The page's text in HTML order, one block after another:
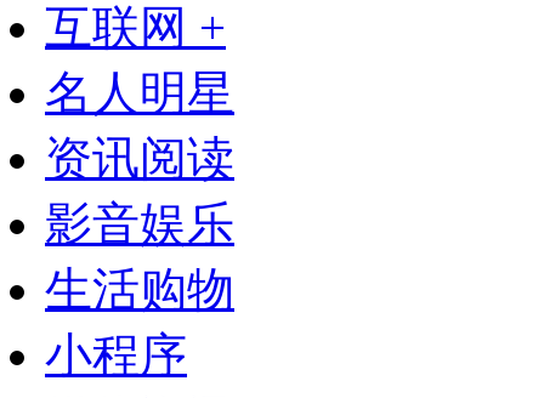
互联网 +
名人明星
资讯阅读
影音娱乐
生活购物
小程序